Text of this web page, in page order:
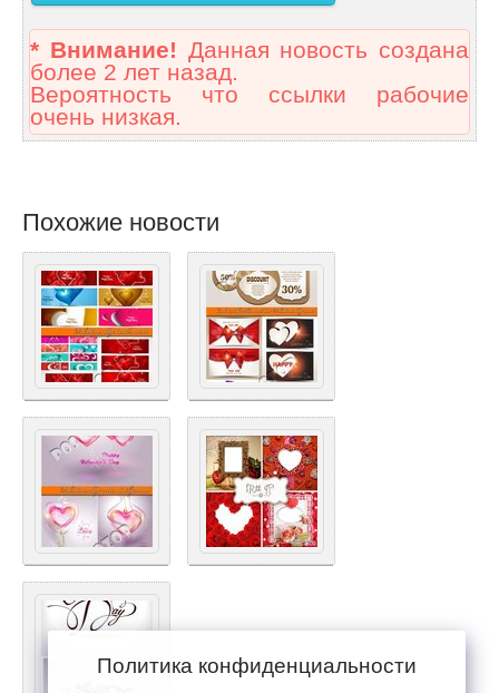
* Внимание! Данная новость создана
более 2 лет назад.
Вероятность что ссылки рабочие
очень низкая.
Похожие новости
Политика конфиденциальности